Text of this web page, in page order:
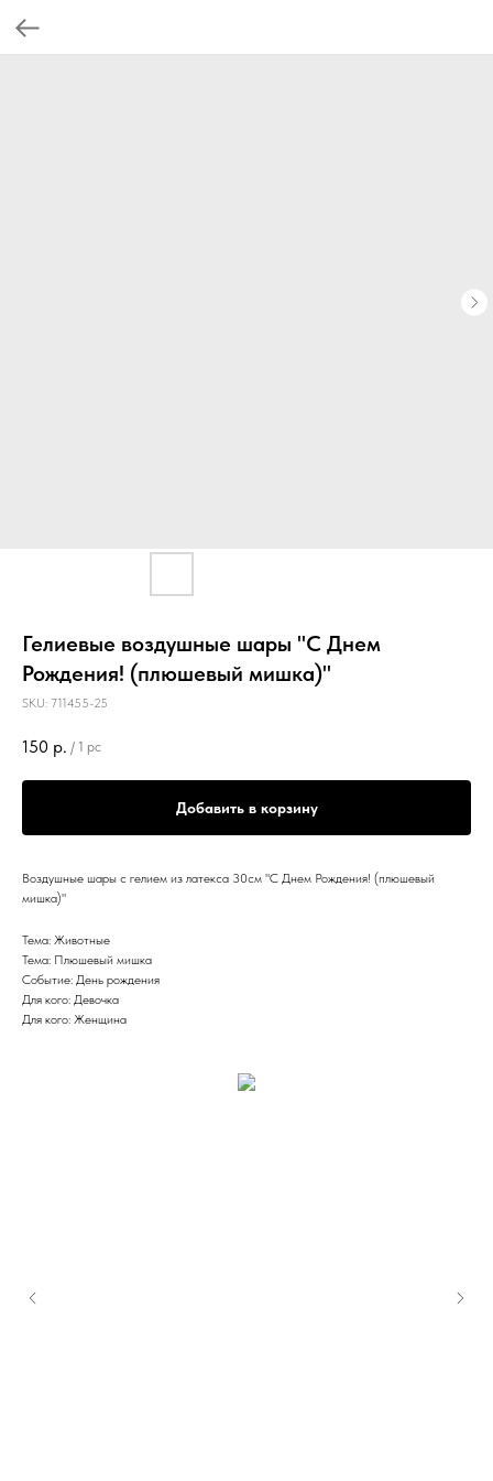
Гелиевые воздушные шары "С Днем
Рождения! (плюшевый мишка)"
SKU: 711455-25
150 р. / 1 pc
Добавить в корзину
Воздушные шары с гелием из латекса 30см "С Днем Рождения! (плюшевый
мишка)"
Тема: Животные
Тема: Плюшевый мишка
Событие: День рождения
Для кого: Девочка
Для кого: Женщина